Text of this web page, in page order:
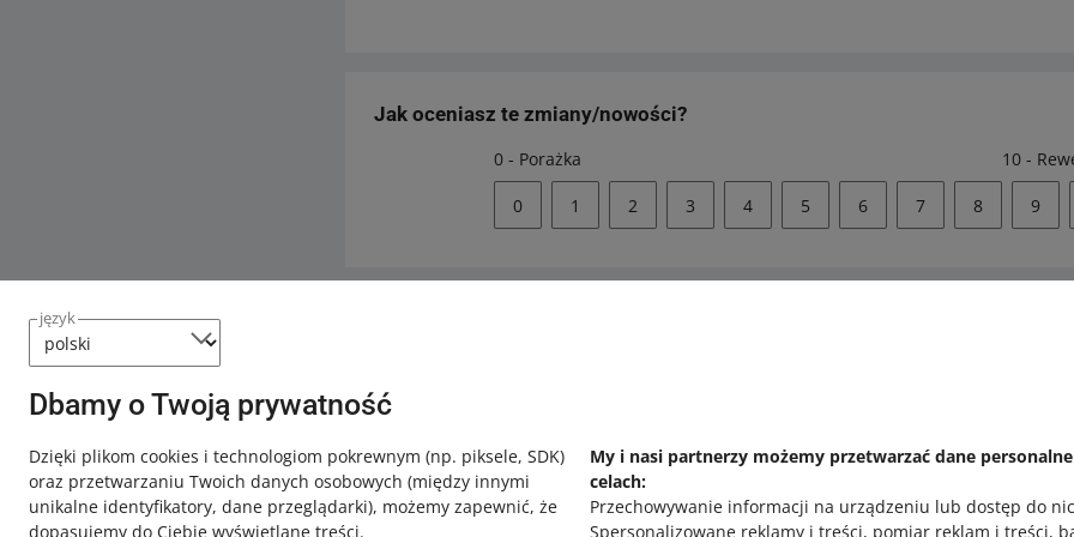
język
Dbamy o Twoją prywatność
Dzięki plikom cookies i technologiom pokrewnym (np. piksele, SDK)
oraz przetwarzaniu Twoich danych osobowych (między innymi
unikalne identyfikatory, dane przeglądarki), możemy zapewnić, że
dopasujemy do Ciebie wyświetlane treści.
My i nasi partnerzy możemy przetwarzać dane
celach:
Przechowywanie informacji na urządzeniu lub dostęp do
Spersonalizowane reklamy i treści, pomiar reklam i treści,
Jak oceniasz te zmiany/nowości?
0 - Porażka 10 -
0 1 2 3 4 5 6 7 8 9